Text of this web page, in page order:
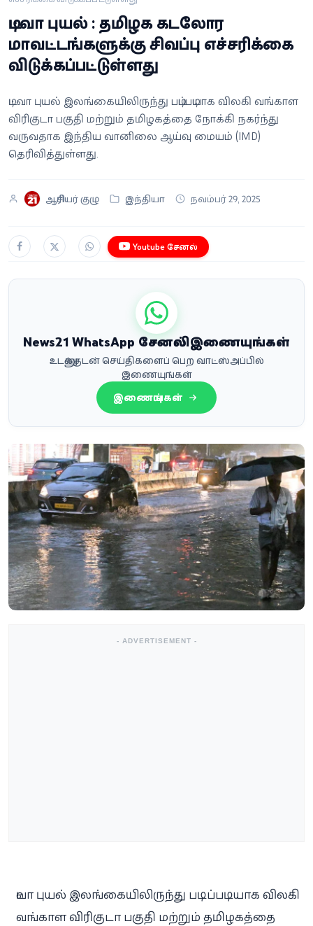
வீடியோ
வணிகம்
வெப்ஸ்டோரி
டிட்வா புயல் : தமிழக கடலோர
மாவட்டங்களுக்கு சிவப்பு எச்சரிக்கை
விடுக்கப்பட்டுள்ளது
டிட்வா புயல் இலங்கையிலிருந்து படிப்படியாக விலகி வங்காள
விரிகுடா பகுதி மற்றும் தமிழகத்தை நோக்கி நகர்ந்து
வருவதாக இந்திய வானிலை ஆய்வு மையம் (IMD)
தெரிவித்துள்ளது.
ஆசிரியர் குழு இந்தியா நவம்பர் 29, 2025
Youtube சேனல்
News21 WhatsApp சேனலில் இணையுங்கள்
உடனுக்குடன் செய்திகளைப் பெற வாட்ஸ்அப்பில்
இணையுங்கள்
இணையுங்கள்
- ADVERTISEMENT -
ட்வா புயல் இலங்கையிலிருந்து படிப்படியாக விலகி
வங்காள விரிகுடா பகுதி மற்றும் தமிழகத்தை